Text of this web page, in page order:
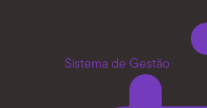
Sistema de Gestão